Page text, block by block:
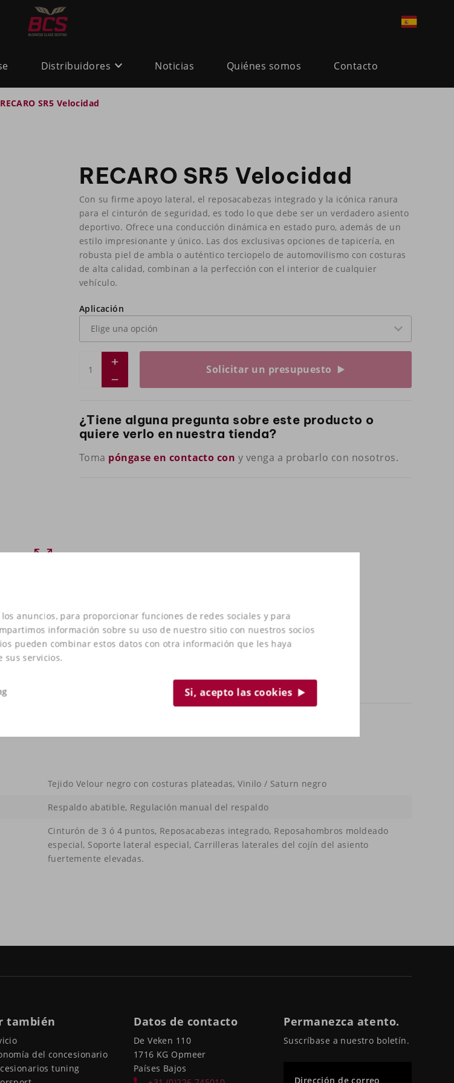
anuncios, para proporcionar funciones de redes sociales y para
información sobre su uso de nuestro sitio con nuestros socios
pueden combinar estos datos con otra información que les haya
sus servicios.
Si, acepto las cookies
Distribuidores Noticias Quiénes somos Contacto
RECARO SR5 Velocidad
RECARO SR5 Velocidad
Con su firme apoyo lateral, el reposacabezas integrado y la icónica ranura
para el cinturón de seguridad, es todo lo que debe ser un verdadero asiento
deportivo. Ofrece una conducción dinámica en estado puro, además de un
estilo impresionante y único. Las dos exclusivas opciones de tapicería, en
robusta piel de ambla o auténtico terciopelo de automovilismo con costuras
de alta calidad, combinan a la perfección con el interior de cualquier
vehículo.
Aplicación
Solicitar un presupuesto
¿Tiene alguna pregunta sobre este producto o
quiere verlo en nuestra tienda?
Toma póngase en contacto con y venga a probarlo con nosotros.
Tejido Velour negro con costuras plateadas, Vinilo / Saturn negro
Respaldo abatible, Regulación manual del respaldo
Cinturón de 3 ó 4 puntos, Reposacabezas integrado, Reposahombros moldeado
especial, Soporte lateral especial, Carrilleras laterales del cojín del asiento
fuertemente elevadas.
también
del concesionario
tuning
Datos de contacto
De Veken 110
1716 KG Opmeer
Países Bajos
Permanezca atento.
Suscríbase a nuestro boletín.
Dirección de correo